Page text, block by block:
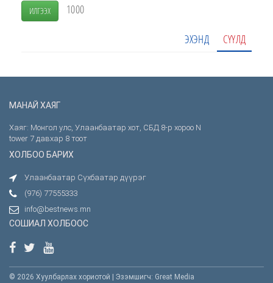
ИЛГЭЭХ 1000
ЭХЭНД СҮҮЛД
МАНАЙ ХАЯГ
Хаяг: Монгол улс, Улаанбаатар хот, СБД 8-р хороо N
tower 7 давхар 8 тоот
ХОЛБОО БАРИХ
Улаанбаатар Сүхбаатар дүүрэг
(976) 77555333
info@bestnews.mn
СОШИАЛ ХОЛБООС
© 2026 Хуулбарлах хориотой | Эзэмшигч: Great Media